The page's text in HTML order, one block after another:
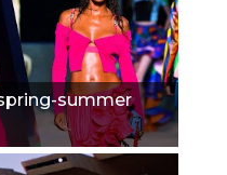
summer